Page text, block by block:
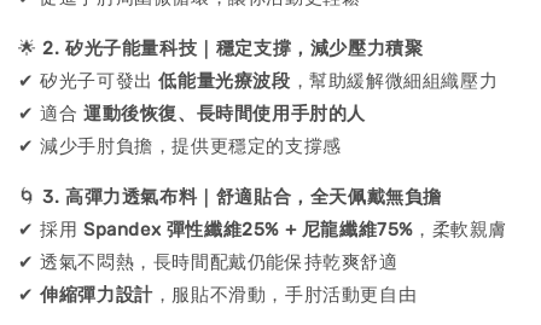
🌟2. 矽光子能量科技｜穩定支撐，減少壓力積聚
✔ 矽光子可發出低能量光療波段 ，幫助緩解微細組織壓力
✔ 適合 運動後恢復、長時間使用手肘的人
✔ 減少手肘負擔，提供更穩定的支撐感
🌀3. 高彈力透氣布料｜舒適貼合，全天佩戴無負擔
✔ 採用 Spandex 彈性纖維25% + 尼龍纖維75% ，柔軟親膚
✔ 透氣不悶熱，長時間配戴仍能保持乾爽舒適
✔伸縮彈力設計，服貼不滑動，手肘活動更自由